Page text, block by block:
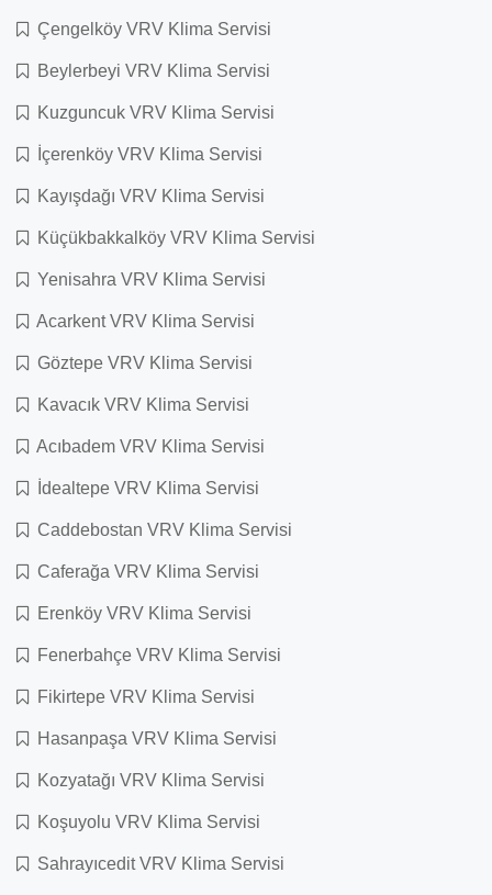
Çengelköy VRV Klima Servisi
Beylerbeyi VRV Klima Servisi
Kuzguncuk VRV Klima Servisi
İçerenköy VRV Klima Servisi
Kayışdağı VRV Klima Servisi
Küçükbakkalköy VRV Klima Servisi
Yenisahra VRV Klima Servisi
Acarkent VRV Klima Servisi
Göztepe VRV Klima Servisi
Kavacık VRV Klima Servisi
Acıbadem VRV Klima Servisi
İdealtepe VRV Klima Servisi
Caddebostan VRV Klima Servisi
Caferağa VRV Klima Servisi
Erenköy VRV Klima Servisi
Fenerbahçe VRV Klima Servisi
Fikirtepe VRV Klima Servisi
Hasanpaşa VRV Klima Servisi
Kozyatağı VRV Klima Servisi
Koşuyolu VRV Klima Servisi
Sahrayıcedit VRV Klima Servisi